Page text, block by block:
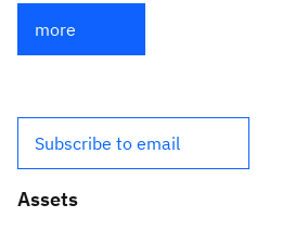
more
Subscribe to email
Assets